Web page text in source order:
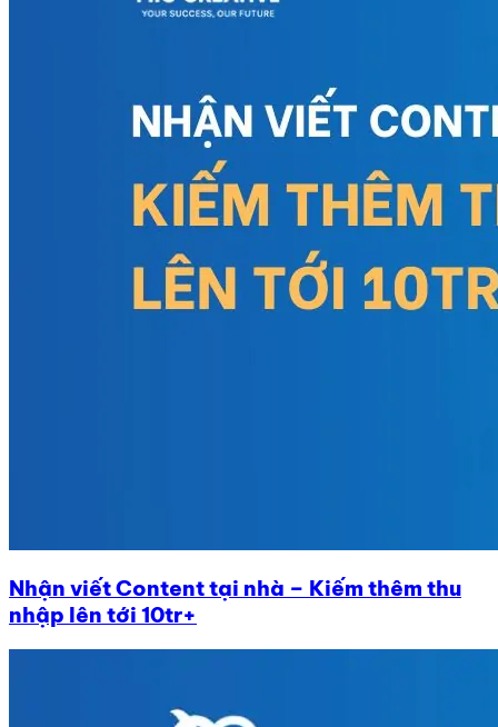
Nhận viết Content tại nhà – Kiếm thêm thu
nhập lên tới 10tr+